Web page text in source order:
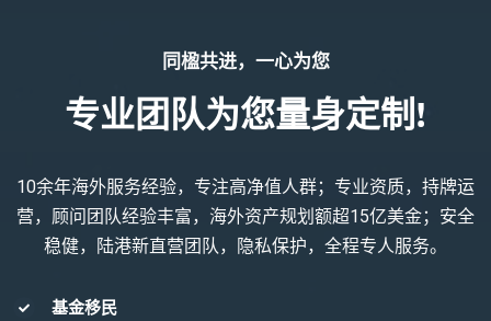
同楹共进，一心为您
专业团队为您量身定制!
10余年海外服务经验，专注高净值人群；专业资质，持牌运
营，顾问团队经验丰富，海外资产规划额超15亿美金；安全
稳健，陆港新直营团队，隐私保护，全程专人服务。
基金移民